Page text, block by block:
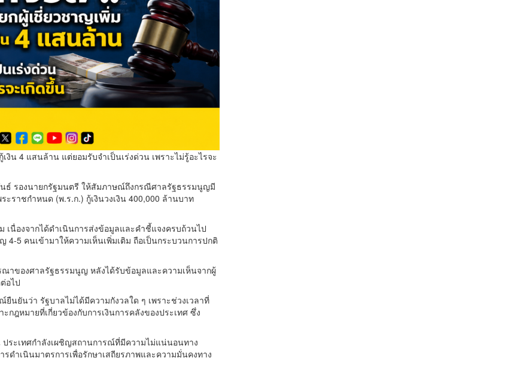
งิน 4 แสนล้าน แต่ยอมรับจำเป็นเร่งด่วน เพราะไม่รู้อะไรจะ
ธ์ รองนายกรัฐมนตรี ให้สัมภาษณ์ถึงกรณีศาลรัฐธรรมนูญมี
ะราชกำหนด (พ.ร.ก.) กู้เงินวงเงิน 400,000 ล้านบาท
เนื่องจากได้ดำเนินการส่งข้อมูลและคำชี้แจงครบถ้วนไป
5 คนเข้ามาให้ความเห็นเพิ่มเติม ถือเป็นกระบวนการปกติ
าของศาลรัฐธรรมนูญ หลังได้รับข้อมูลและความเห็นจากผู้
อไป
นยันว่า รัฐบาลไม่ได้มีความกังวลใด ๆ เพราะช่วงเวลาที่
ฎหมายที่เกี่ยวข้องกับการเงินการคลังของประเทศ ซึ่ง
ประเทศกำลังเผชิญสถานการณ์ที่มีความไม่แน่นอนทาง
รดำเนินมาตรการเพื่อรักษาเสถียรภาพและความมั่นคงทาง